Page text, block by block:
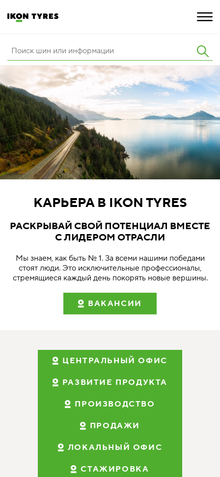
ШИНЫ
ИННОВАЦИИ
РАСШИРЕННАЯ ГАРАНТИЯ
О КОМПАНИИ
КАРЬЕРА
ПОКУПКА И АКЦИИ
КАРЬЕРА В IKON TYRES
РАСКРЫВАЙ СВОЙ ПОТЕНЦИАЛ ВМЕСТЕ
С ЛИДЕРОМ ОТРАСЛИ
Мы знаем, как быть № 1. За всеми нашими победами
стоят люди. Это исключительные профессионалы,
стремящиеся каждый день покорять новые вершины.
ВАКАНСИИ
ЦЕНТРАЛЬНЫЙ ОФИС
РАЗВИТИЕ ПРОДУКТА
ПРОИЗВОДСТВО
ПРОДАЖИ
ЛОКАЛЬНЫЙ ОФИС
СТАЖИРОВКА